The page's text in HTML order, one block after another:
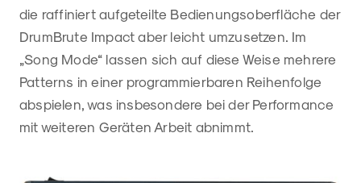
die raffiniert aufgeteilte Bedienungsoberfläche der
DrumBrute Impact aber leicht umzusetzen. Im
„Song Mode“ lassen sich auf diese Weise mehrere
Patterns in einer programmierbaren Reihenfolge
abspielen, was insbesondere bei der Performance
mit weiteren Geräten Arbeit abnimmt.